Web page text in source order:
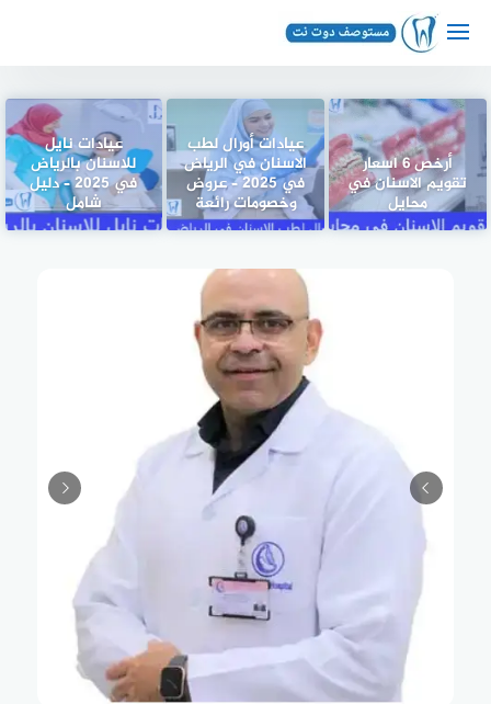
أرخص 6 اسعار
تقويم الاسنان في
محايل
عيادات أورال لطب
الاسنان في الرياض
في 2025 – عروض
وخصومات رائعة
عيادات نايل
للاسنان بالرياض
في 2025 – دليل
شامل